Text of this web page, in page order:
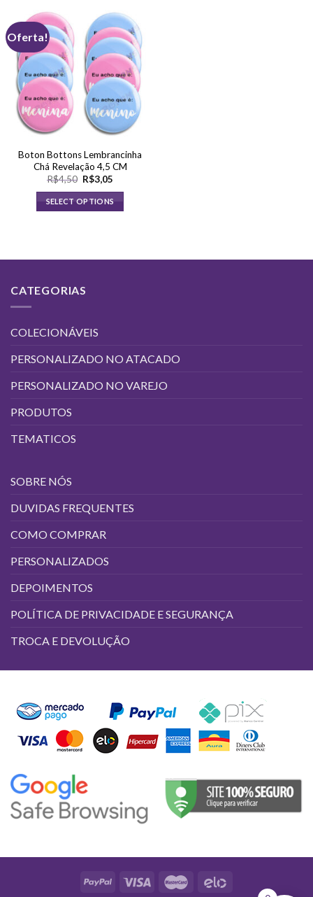
Oferta!
Boton Bottons Lembrancinha
Chá Revelação 4,5 CM
R$4,50 O
preço
original
era:
R$4,50.
R$3,05
atual
é:
R$3,05.
SELECT OPTIONS
CATEGORIAS
COLECIONÁVEIS
PERSONALIZADO NO ATACADO
PERSONALIZADO NO VAREJO
PRODUTOS
TEMATICOS
SOBRE NÓS
DUVIDAS FREQUENTES
COMO COMPRAR
PERSONALIZADOS
DEPOIMENTOS
POLÍTICA DE PRIVACIDADE E SEGURANÇA
TROCA E DEVOLUÇÃO